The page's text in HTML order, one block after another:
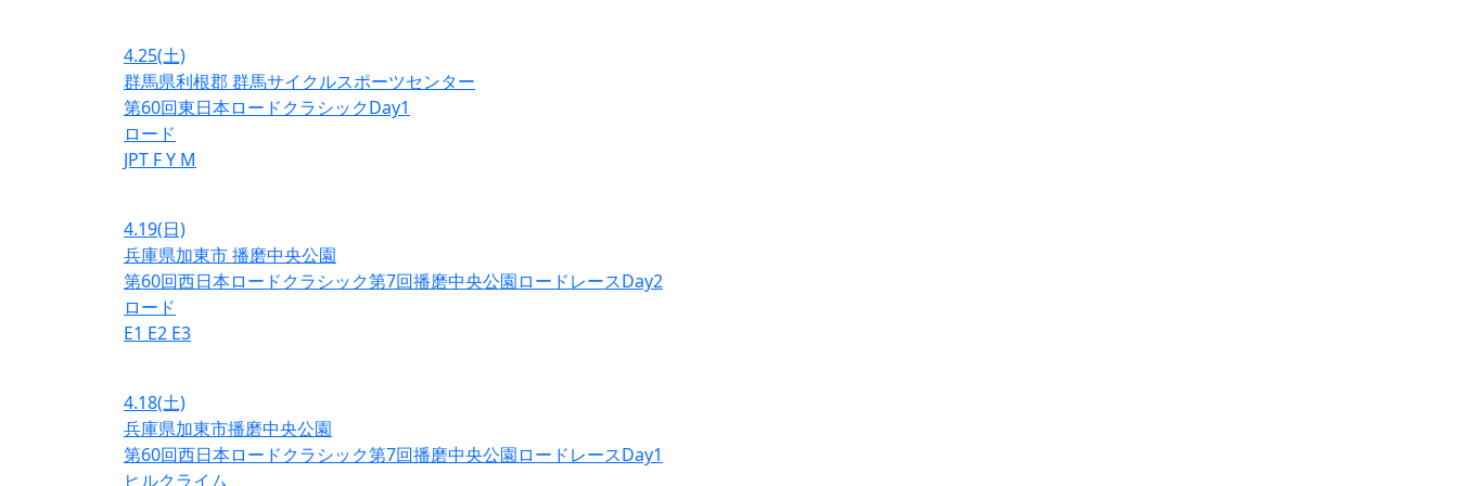
4.25(土)
群馬県利根郡 群馬サイクルスポーツセンター
第60回東日本ロードクラシックDay1
ロード
JPT FY M
4.19(日)
兵庫県加東市 播磨中央公園
第60回西日本ロードクラシック第7回播磨中央公園ロードレースDay2
ロード
E1 E2 E3
4.18(土)
兵庫県加東市播磨中央公園
第60回西日本ロードクラシック第7回播磨中央公園ロードレースDay1
ヒルクライム